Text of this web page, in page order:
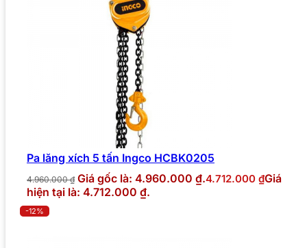
Pa lăng xích 5 tấn Ingco HCBK0205
4.960.000₫ Giá gốc là: 4.960.000 ₫.4.712.000 ₫Giá
hiện tại là: 4.712.000 ₫.
-12%